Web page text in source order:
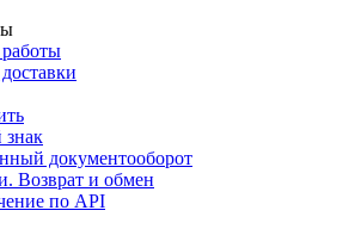
знак
документооборот
Возврат и обмен
по API